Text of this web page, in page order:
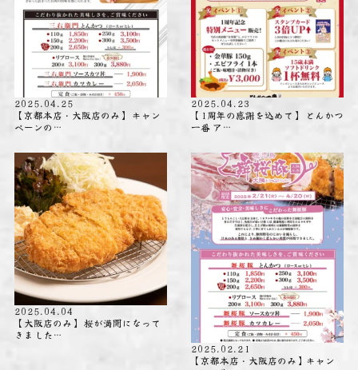
2025.04.25
【京都本店・大阪店のみ】 キャン
ペーンの…
2025.04.23
【1周年の感謝を込めて】 とんかつ
一番 ア…
2025.04.04
【大阪店のみ】 桜が満開になって
きました…
2025.02.21
【京都本店・大阪店のみ】キャン